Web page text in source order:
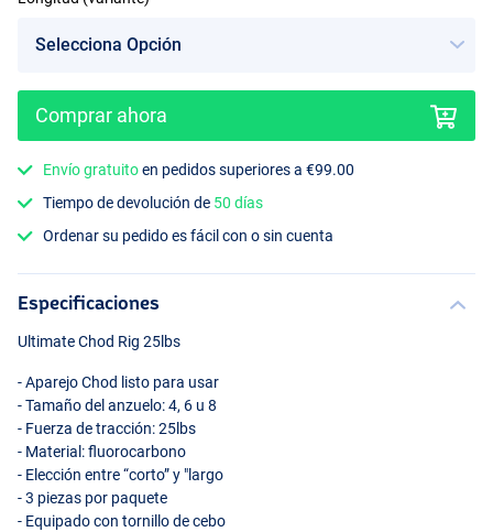
Comprar ahora
Envío gratuitoen pedidos superiores a €99.00
Tiempo de devolución de 50 días
Ordenar su pedido es fácil con o sin cuenta
Especificaciones
Ultimate Chod Rig 25lbs
- Aparejo Chod listo para usar
- Tamaño del anzuelo: 4, 6 u 8
- Fuerza de tracción: 25lbs
- Material: fluorocarbono
- Elección entre “corto” y "largo
- 3 piezas por paquete
- Equipado con tornillo de cebo